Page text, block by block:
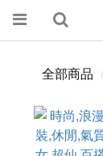
全部商品